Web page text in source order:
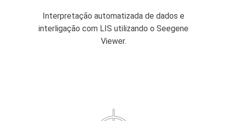
Interpretação automatizada de dados e
interligação com LIS utilizando o Seegene
Viewer.